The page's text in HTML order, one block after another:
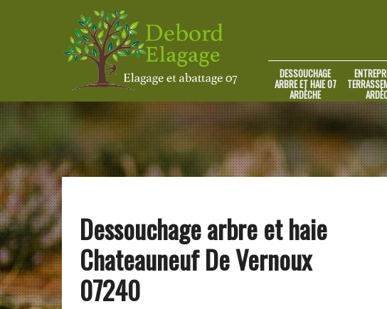
DESSOUCHAGE
ARBRE ET HAIE 07
ARDÈCHE
Dessouchage arbre et haie
Chateauneuf De Vernoux
07240